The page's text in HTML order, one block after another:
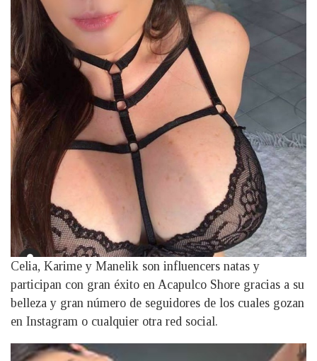
Celia, Karime y Manelik son influencers natas y
participan con gran éxito en Acapulco Shore gracias a su
belleza y gran número de seguidores de los cuales gozan
en Instagram o cualquier otra red social.